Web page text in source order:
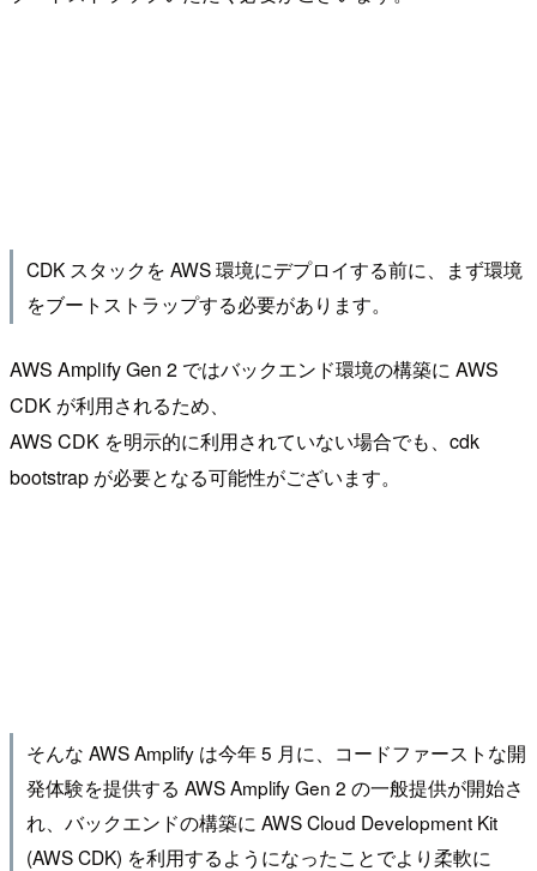
CDK スタックを AWS 環境にデプロイする前に、まず環境
をブートストラップする必要があります。
AWS Amplify Gen 2 ではバックエンド環境の構築に AWS
CDK が利用されるため、
AWS CDK を明示的に利用されていない場合でも、cdk
bootstrap が必要となる可能性がございます。
そんな AWS Amplify は今年 5 月に、コードファーストな開
発体験を提供する AWS Amplify Gen 2 の一般提供が開始さ
れ、バックエンドの構築に AWS Cloud Development Kit
(AWS CDK) を利用するようになったことでより柔軟に